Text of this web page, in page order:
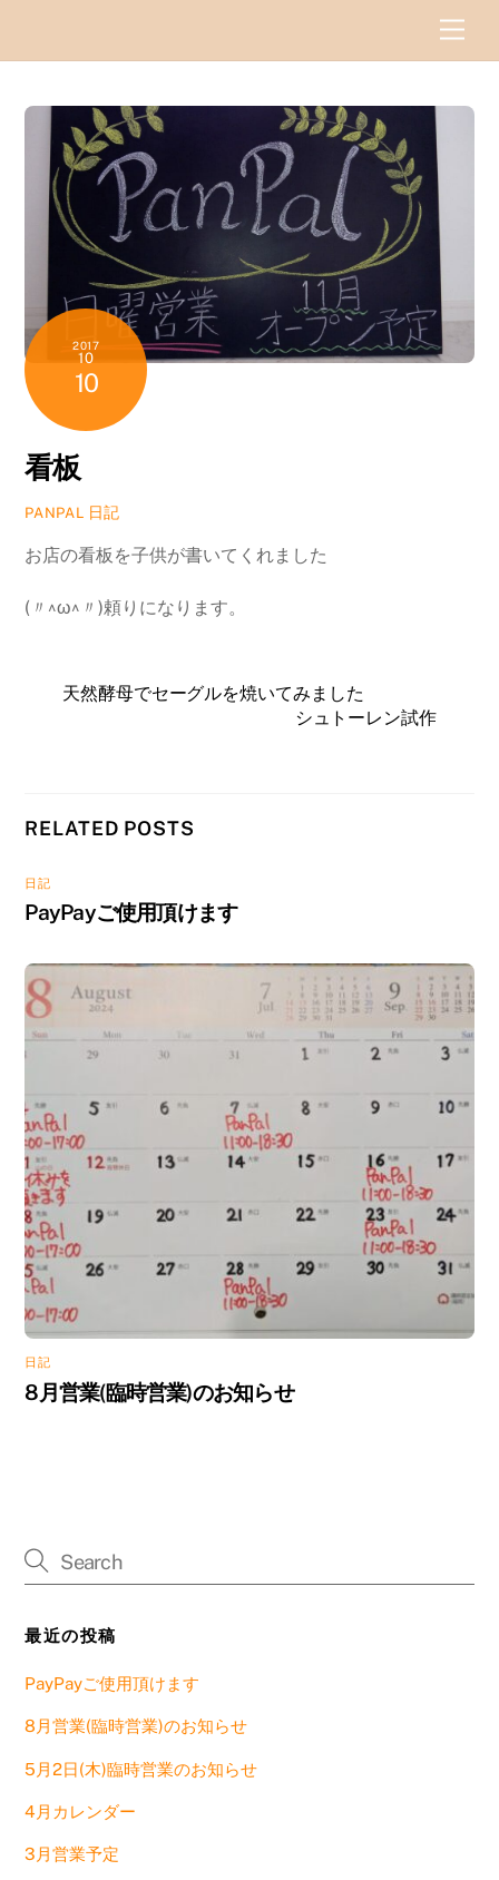
2017
10
10
看板
PANPAL 日記
お店の看板を子供が書いてくれました
(〃^ω^〃)頼りになります。
天然酵母でセーグルを焼いてみました
シュトーレン試作
RELATED POSTS
日記
PayPayご使用頂けます
日記
8月営業(臨時営業)のお知らせ
最近の投稿
PayPayご使用頂けます
8月営業(臨時営業)のお知らせ
5月2日(木)臨時営業のお知らせ
4月カレンダー
3月営業予定